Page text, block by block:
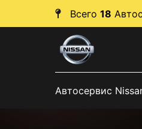
Всего 18
Автосервис